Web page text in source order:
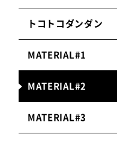
東京製綱株式会社
1. ケーブルの総合企
髪の毛より細い極
ワイヤロープまで
トコトコダンダン
MATERIAL#1
MATERIAL#2
MATERIAL#3